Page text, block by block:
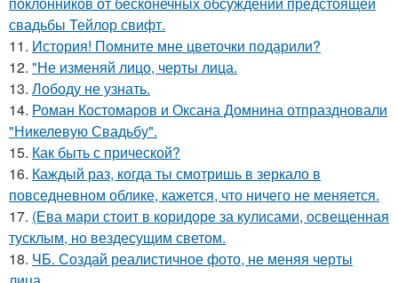
свадьбы Тейлор свифт.
11. История! Помните мне цветочки подарили?
12. "Не изменяй лицо, черты лица.
13. Лободу не узнать.
14. Роман Костомаров и Оксана Домнина отпраздновали
"Никелевую Свадьбу".
15. Как быть с прической?
16. Каждый раз, когда ты смотришь в зеркало в
повседневном облике, кажется, что ничего не меняется.
17. (Ева мари стоит в коридоре за кулисами, освещенная
тусклым, но вездесущим светом.
18. ЧБ. Создай реалистичное фото, не меняя черты